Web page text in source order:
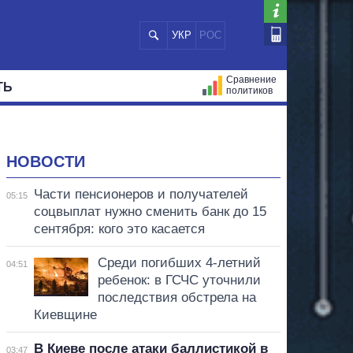
УКР РОС
Сравнение
политиков
НОВОСТИ
05:15
Части пенсионеров и получателей
соцвыплат нужно сменить банк до 15
сентября: кого это касается
04:51
Среди погибших 4-летний
ребенок: в ГСЧС уточнили
последствия обстрела на
Киевщине
03:47
В Киеве после атаки баллистикой в